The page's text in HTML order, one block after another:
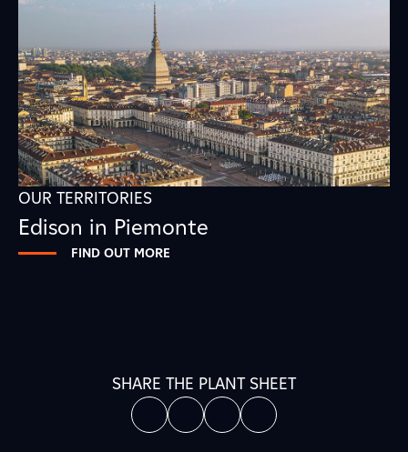
OUR TERRITORIES
Edison in Piemonte
FIND OUT MORE
SHARE THE PLANT SHEET